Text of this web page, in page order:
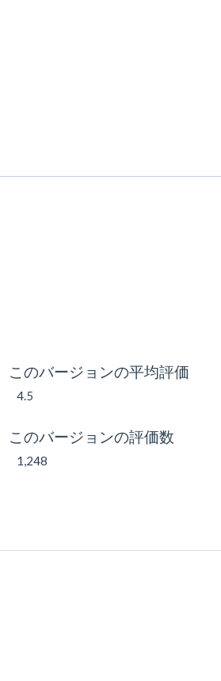
このバージョンの平均評価
4.5
このバージョンの評価数
1,248